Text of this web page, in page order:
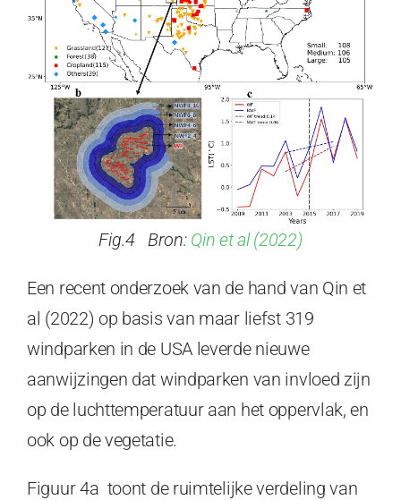
Fig.4 Bron: Qin et al (2022)
Een recent onderzoek van de hand van Qin et
al (2022) op basis van maar liefst 319
windparken in de USA leverde nieuwe
aanwijzingen dat windparken van invloed zijn
op de luchttemperatuur aan het oppervlak, en
ook op de vegetatie.
Figuur 4a toont de ruimtelijke verdeling van